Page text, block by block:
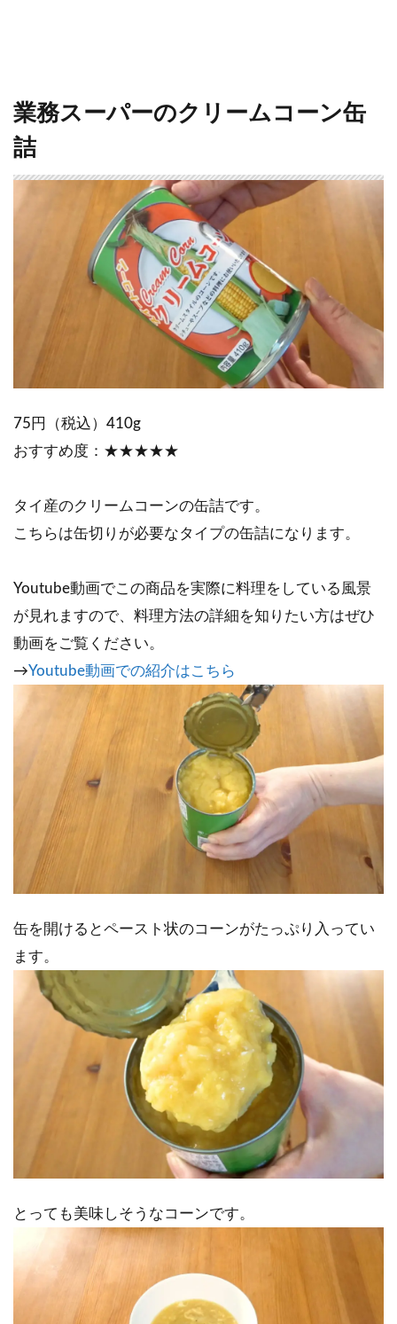
業務スーパーのクリームコーン缶
詰
75円（税込）410g
おすすめ度：★★★★★
タイ産のクリームコーンの缶詰です。
こちらは缶切りが必要なタイプの缶詰になります。
Youtube動画でこの商品を実際に料理をしている風景
が見れますので、料理方法の詳細を知りたい方はぜひ
動画をご覧ください。
→Youtube動画での紹介はこちら
缶を開けるとペースト状のコーンがたっぷり入ってい
ます。
とっても美味しそうなコーンです。